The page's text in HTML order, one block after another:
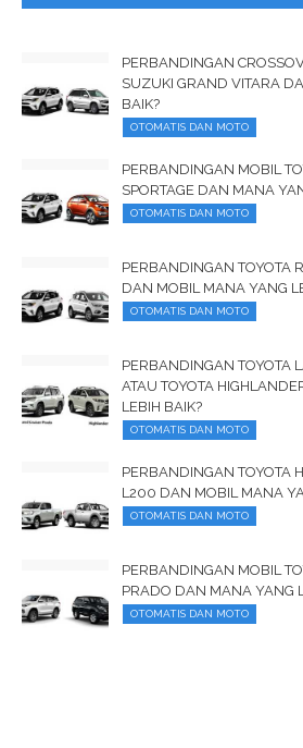
PERBANDINGAN
SUZUKI GRAND VITARA
BAIK?
OTOMATIS DAN MOTO
PERBANDINGAN MOBIL
SPORTAGE DAN MANA
OTOMATIS DAN MOTO
PERBANDINGAN TOYOTA
DAN MOBIL MANA YANG
OTOMATIS DAN MOTO
PERBANDINGAN TOYOTA
ATAU TOYOTA
LEBIH BAIK?
OTOMATIS DAN MOTO
PERBANDINGAN TOYOTA
L200 DAN MOBIL MANA
OTOMATIS DAN MOTO
PERBANDINGAN MOBIL
PRADO DAN MANA YANG
OTOMATIS DAN MOTO